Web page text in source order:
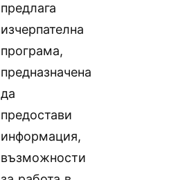
предлага
изчерпателна
програма,
предназначена
да
предостави
информация,
възможности